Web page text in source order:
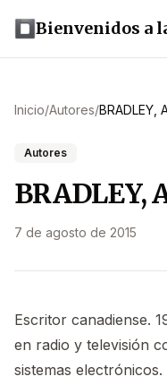
Bienvenidos a
Inicio/Autores/BRADLEY,
Autores
BRADLEY,
7 de agosto de 2015
Escritor canadiense.
en radio y televisión
sistemas